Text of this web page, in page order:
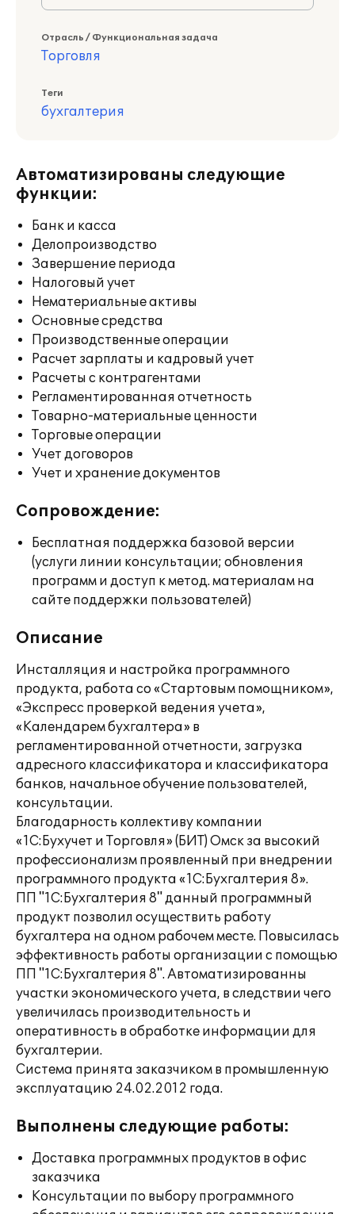
Отрасль / Функциональная задача
Торговля
Теги
бухгалтерия
Автоматизированы следующие
функции:
Банк и касса
Делопроизводство
Завершение периода
Налоговый учет
Нематериальные активы
Основные средства
Производственные операции
Расчет зарплаты и кадровый учет
Расчеты с контрагентами
Регламентированная отчетность
Товарно-материальные ценности
Торговые операции
Учет договоров
Учет и хранение документов
Сопровождение:
Бесплатная поддержка базовой версии
(услуги линии консультации; обновления
программ и доступ к метод. материалам на
сайте поддержки пользователей)
Описание
Инсталляция и настройка программного
продукта, работа со «Стартовым помощником»,
«Экспресс проверкой ведения учета»,
«Календарем бухгалтера» в
регламентированной отчетности, загрузка
адресного классификатора и классификатора
банков, начальное обучение пользователей,
консультации.
Благодарность коллективу компании
«1С:Бухучет и Торговля» (БИТ) Омск за высокий
профессионализм проявленный при внедрении
программного продукта «1С:Бухгалтерия 8».
ПП "1С:Бухгалтерия 8" данный программный
продукт позволил осуществить работу
бухгалтера на одном рабочем месте. Повысилась
эффективность работы организации с помощью
ПП "1С:Бухгалтерия 8". Автоматизированны
участки экономического учета, в следствии чего
увеличилась производительность и
оперативность в обработке информации для
бухгалтерии.
Система принята заказчиком в промышленную
эксплуатацию 24.02.2012 года.
Выполнены следующие работы:
Доставка программных продуктов в офис
заказчика
Консультации по выбору программного